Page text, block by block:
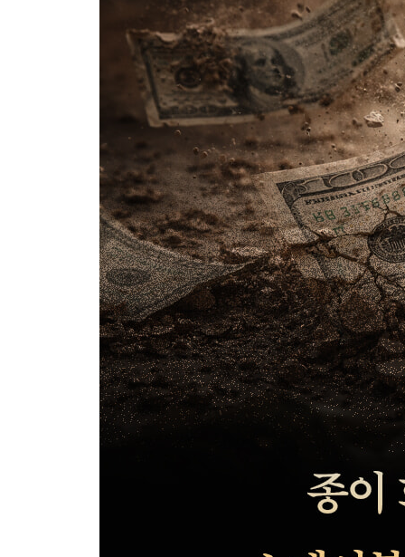
비트코인은 사용자가 주조 이익을 갖는다
탄압과 편입 - 삼각동맹의 이중전략
현물 ETF와 RWA로 보는 월가의 크립토 전략
국가는 포섭, 월가는 폭격 - 빅테크의 이간계
빅테크는 왜, 어떻게 트럼프를 포섭했나
4장 스테이블코인의 제도화
빅테크가 금융에 발을 들이다
스테이블코인과 달러 패권
RWA에 감추어 놓은 월가의 온체인 패권 전략
빅테크의 전력결제가 화폐 질서를 바꾼다
5장 스테이블코인과 통화정책
스테이블코인과 연준의 통화정책
원화주권을 어떻게 지킬 것인가
이더리움은 스테이블코인 플랫폼이다